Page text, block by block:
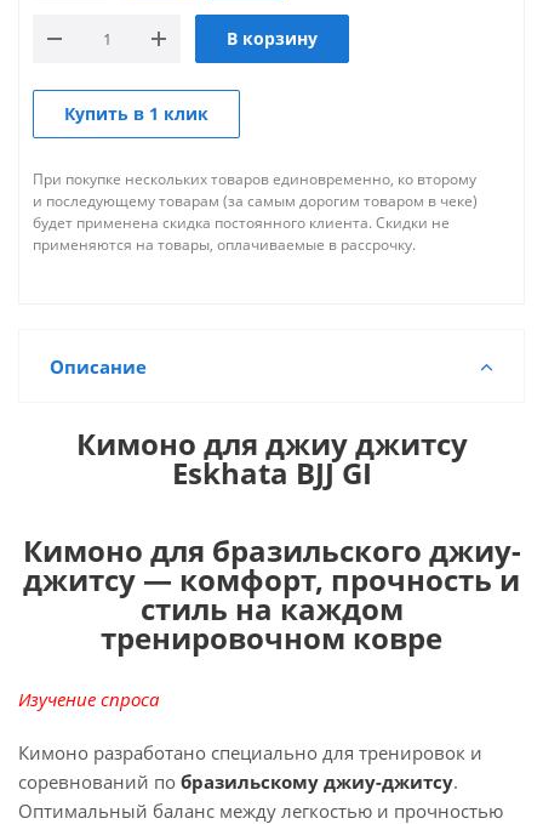
В корзину
Купить в 1 клик
При покупке нескольких товаров единовременно, ко второму
и последующему товарам (за самым дорогим товаром в чеке)
будет применена скидка постоянного клиента. Скидки не
применяются на товары, оплачиваемые в рассрочку.
Описание
Кимоно для джиу джитсу
Eskhata BJJ GI
Кимоно для бразильского джиу-
джитсу — комфорт, прочность и
стиль на каждом
тренировочном ковре
Изучение спроса
Кимоно разработано специально для тренировок и
соревнований по бразильскому джиу-джитсу.
Оптимальный баланс между легкостью и прочностью